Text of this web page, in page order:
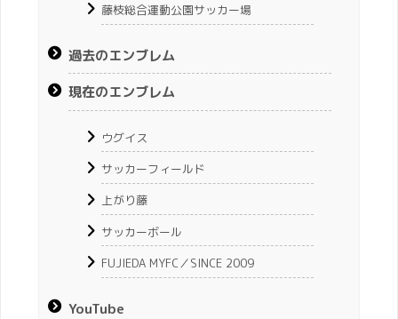
藤枝総合運動公園サッカー場
過去のエンブレム
現在のエンブレム
ウグイス
サッカーフィールド
上がり藤
サッカーボール
FUJIEDA MYFC／SINCE 2009
YouTube